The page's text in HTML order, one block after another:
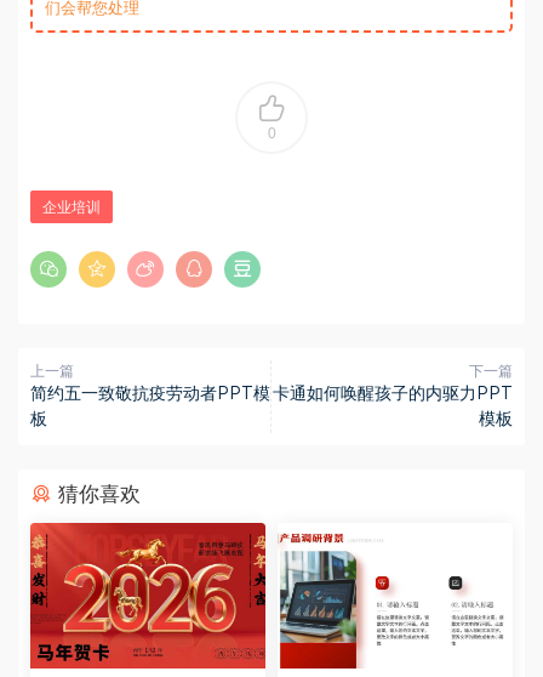
们会帮您处理
0
企业培训
上一篇
简约五一致敬抗疫劳动者PPT模
板
下一篇
卡通如何唤醒孩子的内驱力PPT
模板
猜你喜欢